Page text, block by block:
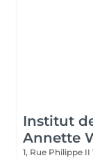
Institut
Annette
1, Rue Philippe II